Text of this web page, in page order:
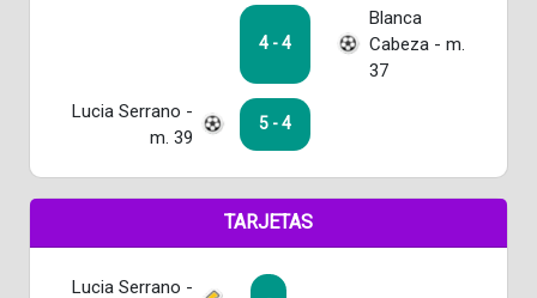
4 - 4
Blanca
Cabeza - m.
37
Lucia Serrano -
m. 39
5 - 4
TARJETAS
Lucia Serrano -